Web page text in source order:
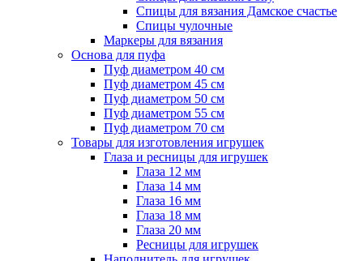
Спицы для вязания Дамское счастье
Спицы чулочные
Маркеры для вязания
Основа для пуфа
Пуф диаметром 40 см
Пуф диаметром 45 см
Пуф диаметром 50 см
Пуф диаметром 55 см
Пуф диаметром 70 см
Товары для изготовления игрушек
Глаза и ресницы для игрушек
Глаза 12 мм
Глаза 14 мм
Глаза 16 мм
Глаза 18 мм
Глаза 20 мм
Ресницы для игрушек